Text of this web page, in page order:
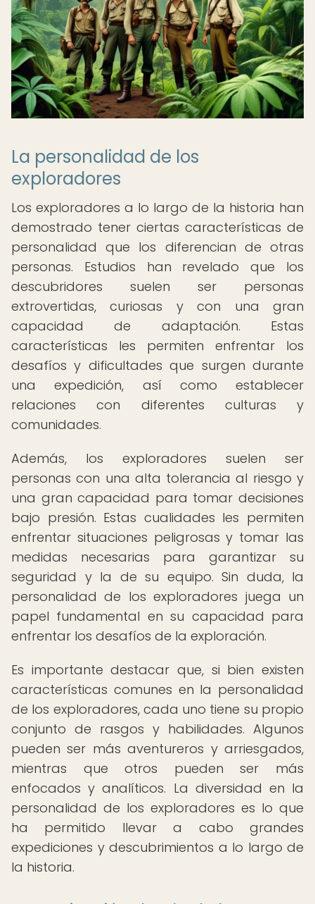
La personalidad de los
exploradores
Los exploradores a lo largo de la historia han
demostrado tener ciertas características de
personalidad que los diferencian de otras
personas. Estudios han revelado que los
descubridores suelen ser personas
extrovertidas, curiosas y con una gran
capacidad de adaptación. Estas
características les permiten enfrentar los
desafíos y dificultades que surgen durante
una expedición, así como establecer
relaciones con diferentes culturas y
comunidades.
Además, los exploradores suelen ser
personas con una alta tolerancia al riesgo y
una gran capacidad para tomar decisiones
bajo presión. Estas cualidades les permiten
enfrentar situaciones peligrosas y tomar las
medidas necesarias para garantizar su
seguridad y la de su equipo. Sin duda, la
personalidad de los exploradores juega un
papel fundamental en su capacidad para
enfrentar los desafíos de la exploración.
Es importante destacar que, si bien existen
características comunes en la personalidad
de los exploradores, cada uno tiene su propio
conjunto de rasgos y habilidades. Algunos
pueden ser más aventureros y arriesgados,
mientras que otros pueden ser más
enfocados y analíticos. La diversidad en la
personalidad de los exploradores es lo que
ha permitido llevar a cabo grandes
expediciones y descubrimientos a lo largo de
la historia.